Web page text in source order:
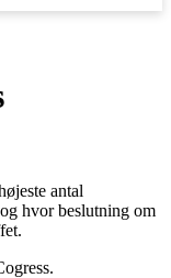
antal
hvor beslutning om